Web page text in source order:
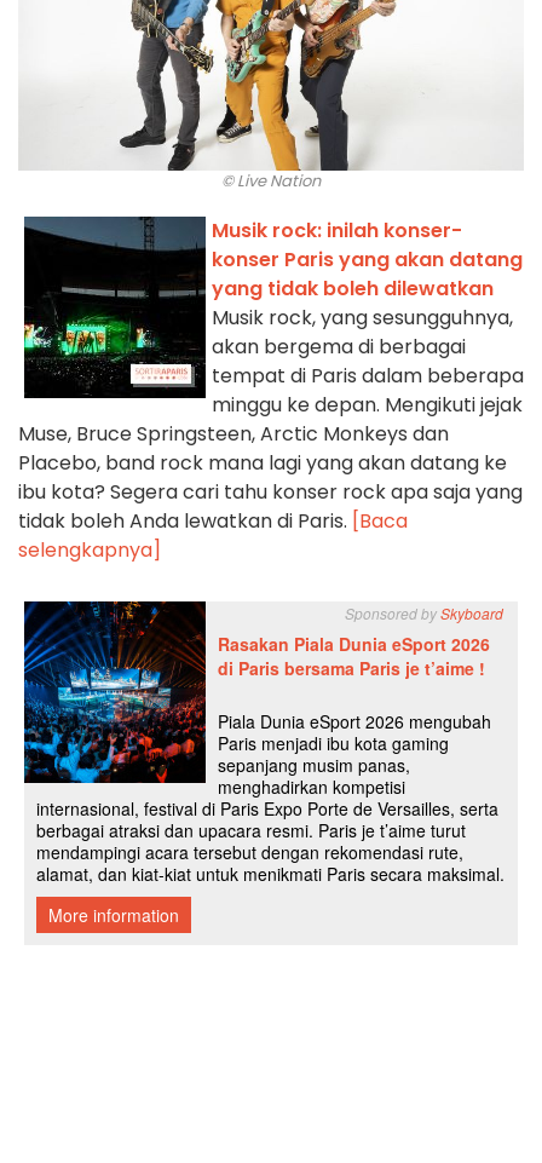
© Live Nation
Musik rock: inilah konser-
konser Paris yang akan datang
yang tidak boleh dilewatkan
Musik rock, yang sesungguhnya,
akan bergema di berbagai
tempat di Paris dalam beberapa
minggu ke depan. Mengikuti jejak
Muse, Bruce Springsteen, Arctic Monkeys dan
Placebo, band rock mana lagi yang akan datang ke
ibu kota? Segera cari tahu konser rock apa saja yang
tidak boleh Anda lewatkan di Paris. [Baca
selengkapnya]